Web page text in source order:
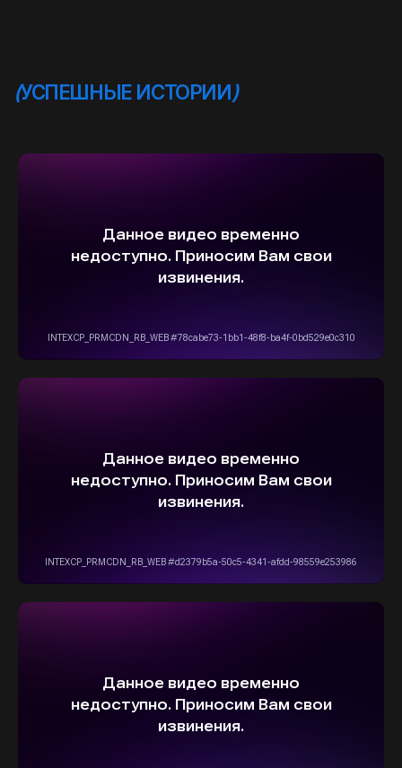
А МЫ ПОЗАБОТИМСЯ
О НАДЕЖНОЙ И
5,0
Рейтинг организации в Яндексе